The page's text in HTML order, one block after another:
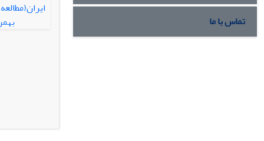
تماس با ما